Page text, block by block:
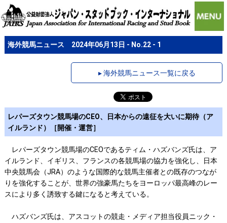
海外競馬ニュース 2024年06月13日 - No.22 - 1
▸ 海外競馬ニュース一覧に戻る
レパーズタウン競馬場のCEO、日本からの遠征を大いに期待（ア
イルランド）［開催・運営］
レパーズタウン競馬場のCEOであるティム・ハズバンズ氏は、ア
イルランド、イギリス、フランスの各競馬場の協力を強化し、日本
中央競馬会（JRA）のような国際的な競馬主催者との既存のつなが
りを強化することが、世界の強豪馬たちをヨーロッパ最高峰のレー
スにより多く誘致する鍵になると考えている。
ハズバンズ氏は、アスコットの競走・メディア担当役員ニック・